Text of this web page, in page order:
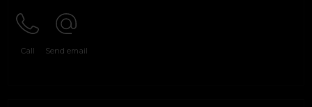
Call Send email